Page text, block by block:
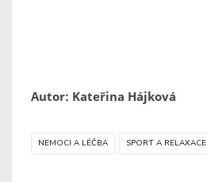
Autor: Kateřina Hájková
NEMOCI A LÉČBA SPORT A RELAXACE